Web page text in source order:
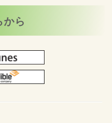
から